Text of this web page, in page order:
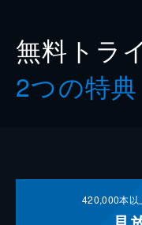
無料トラ
2つの特典
420,000本以